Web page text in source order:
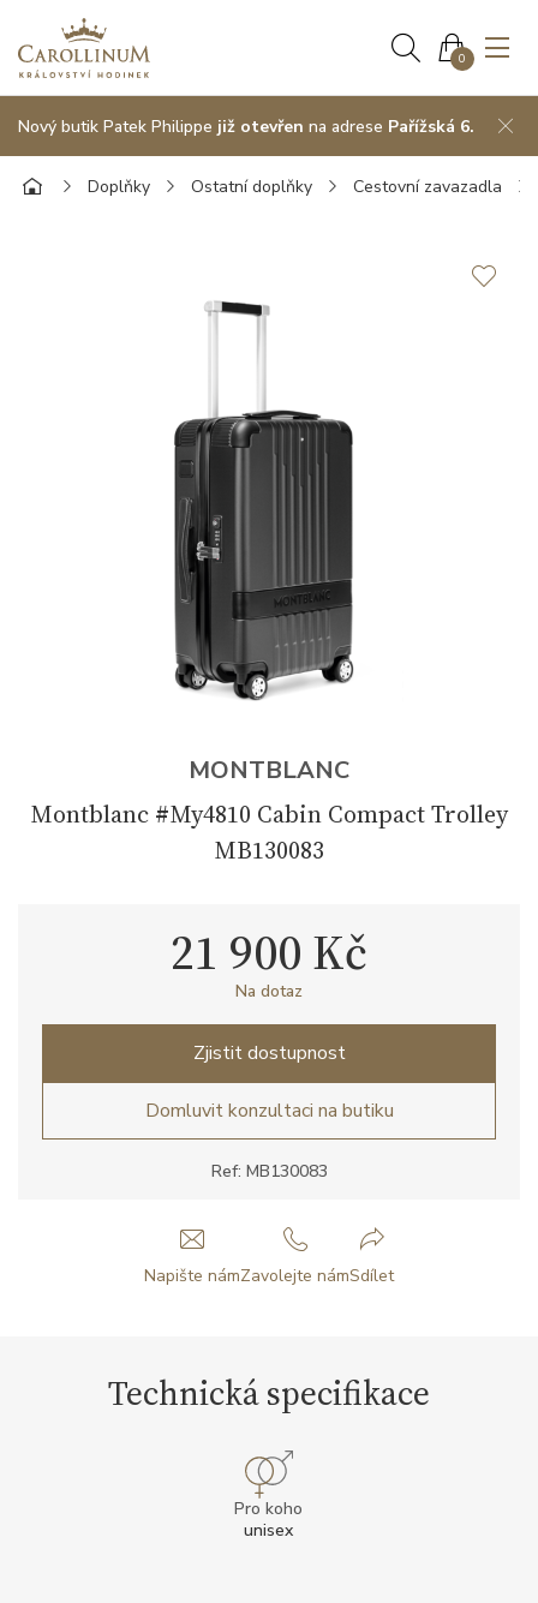
0
Nový butik Patek Philippe již otevřen na adrese Pařížská 6.
Doplňky Ostatní doplňky Cestovní zavazadla
MONTBLANC
Montblanc #My4810 Cabin Compact Trolley
MB130083
Ref: MB130083
21 900 Kč
Na dotaz
Zjistit dostupnost
Domluvit konzultaci na butiku
Napište námZavolejte námSdílet
Technická specifikace
Pro koho
unisex